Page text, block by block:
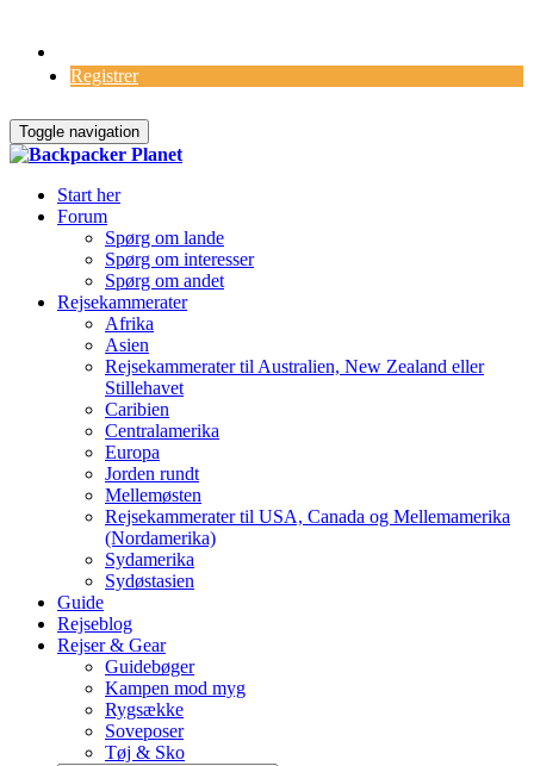
Registrer
Toggle navigation
Start her
Forum
Spørg om lande
Spørg om interesser
Spørg om andet
Rejsekammerater
Afrika
Asien
Rejsekammerater til Australien, New Zealand eller
Stillehavet
Caribien
Centralamerika
Europa
Jorden rundt
Mellemøsten
Rejsekammerater til USA, Canada og Mellemamerika
(Nordamerika)
Sydamerika
Sydøstasien
Guide
Rejseblog
Rejser & Gear
Guidebøger
Kampen mod myg
Rygsække
Soveposer
Tøj & Sko